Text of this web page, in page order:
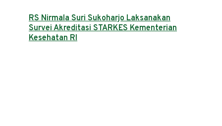
RS Nirmala Suri Sukoharjo Laksanakan
Survei Akreditasi STARKES Kementerian
Kesehatan RI